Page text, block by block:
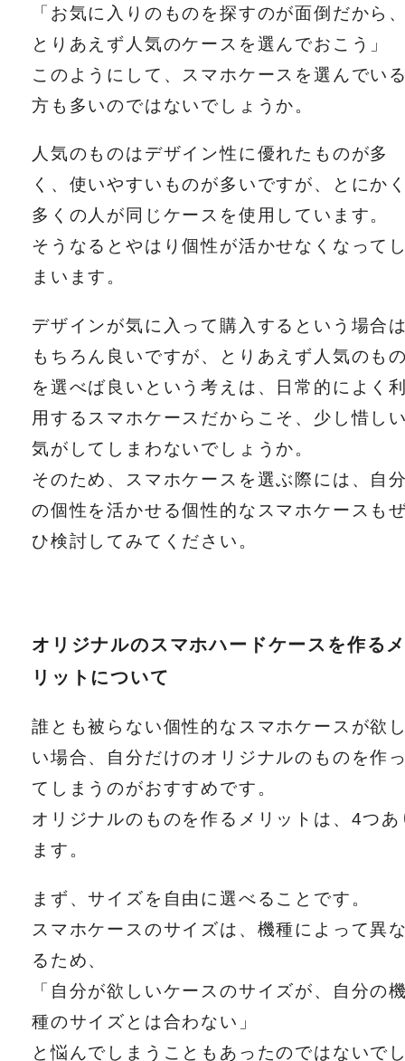
「お気に入りのものを探すのが面倒だから
とりあえず人気のケースを選んでおこう」
このようにして、スマホケースを選んでい
方も多いのではないでしょうか。
人気のものはデザイン性に優れたものが多
く、使いやすいものが多いですが、とにか
多くの人が同じケースを使用しています。
そうなるとやはり個性が活かせなくなって
まいます。
デザインが気に入って購入するという場合
もちろん良いですが、とりあえず人気のも
を選べば良いという考えは、日常的によく
用するスマホケースだからこそ、少し惜し
気がしてしまわないでしょうか。
そのため、スマホケースを選ぶ際には、自
の個性を活かせる個性的なスマホケースも
ひ検討してみてください。
オリジナルのスマホハードケースを作る
リットについて
誰とも被らない個性的なスマホケースが欲
い場合、自分だけのオリジナルのものを作
てしまうのがおすすめです。
オリジナルのものを作るメリットは、4つあ
ます。
まず、サイズを自由に選べることです。
スマホケースのサイズは、機種によって異
るため、
「自分が欲しいケースのサイズが、自分の
種のサイズとは合わない」
と悩んでしまうこともあったのではないで